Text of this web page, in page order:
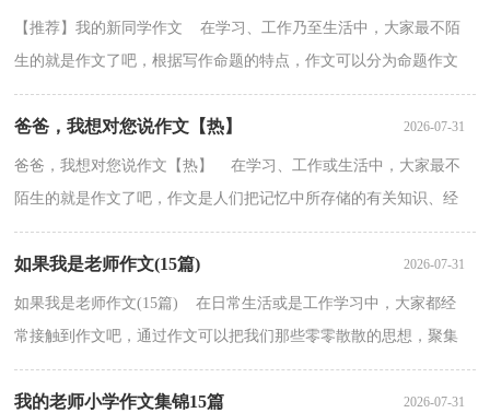
【推荐】我的新同学作文 在学习、工作乃至生活中，大家最不陌
生的就是作文了吧，根据写作命题的特点，作文可以分为命题作文
和非命题作文。还是对作文一筹莫展吗？以下是小编精心...
爸爸，我想对您说作文【热】 2026-07-31
爸爸，我想对您说作文【热】 在学习、工作或生活中，大家最不
陌生的就是作文了吧，作文是人们把记忆中所存储的有关知识、经
验和思想用书面形式表达出来的记叙方式。相信写作文...
如果我是老师作文(15篇) 2026-07-31
如果我是老师作文(15篇) 在日常生活或是工作学习中，大家都经
常接触到作文吧，通过作文可以把我们那些零零散散的思想，聚集
在一块。你知道作文怎样写才规范吗？以下是小编精心整...
我的老师小学作文集锦15篇 2026-07-31